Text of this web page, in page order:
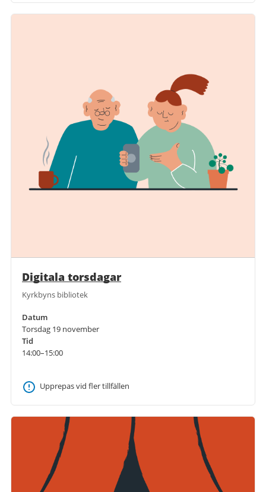
Digitala torsdagar
Kyrkbyns bibliotek
Datum
Torsdag 19 november
Tid
14:00–15:00
Upprepas vid fler tillfällen